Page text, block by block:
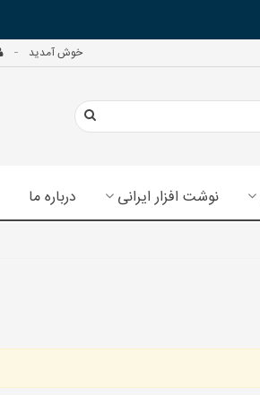
خوش آمدید
نوشت افزار ایرانی درباره ما